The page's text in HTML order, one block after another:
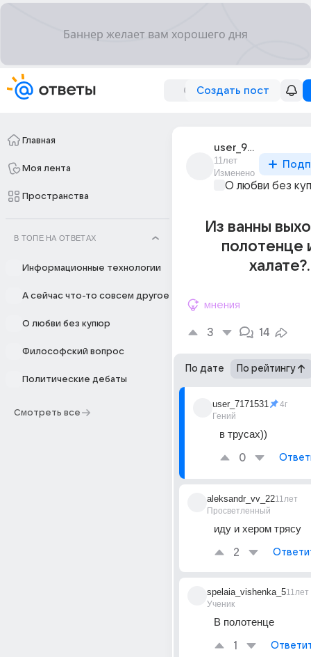
Создать пост
Главная
Моя лента
Пространства
В ТОПЕ НА ОТВЕТАХ
Информационные технологии
А сейчас что-то совсем другое
О любви без купюр
Философский вопрос
Политические дебаты
Смотреть все
user_95065640
11лет
Изменено
О любви без
Из ванны
полотенце
мнения
3 14
По дате По рейтингу
user_7171531
Гений
4г
в трусах))
0
aleksandr_vv_22
Просветленный
11лет
иду и xером трясу
2
spelaia_vishenka_5
Ученик
11лет
В полотенце
1